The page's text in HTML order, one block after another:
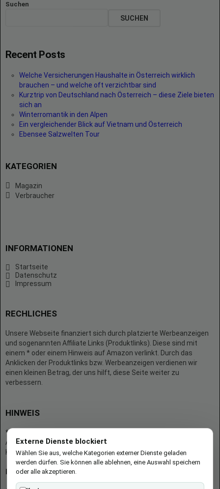
Suchen
SUCHEN
Recent Posts
Welche Versicherungen Haushalte in Österreich wirklich
brauchen – und welche oft verzichtbar sind
Kurztrip von Deutschland nach Österreich – diese Ziele bieten
sich an
Winterromantik in den Alpen
Ein vergleichender Blick auf Vietnam und Österreich
Ebensee Salzwelten Tour
KATEGORIEN
Magazin
Verbraucher
INFORMATIONEN
Startseite
Datenschutz
Impressum
RECHLICHES
Unsere Webseite finanziert sich durch platzierte Werbeanzeigen
und sogenannten Affiliate Links (Produktlinks). Diese sind mit
einem * oder einem Hinweis auf Amazon verlinkt. Durch das
Anklicken der Produktlinks bzw. Werbeanzeigen verdienen wir
einen kleinen Betrag, der uns hilft, diese Seite weiter zu
verbessern.
HINWEIS
* = Afilliate-Link (=Werbung)
Als Amazon-Partner verdient der Seitenbetreiber an qualifizierten
Käufen.
Hinweis zu Preisen und Verfügbarkeiten
Externe Dienste blockiert
Wählen Sie aus, welche Kategorien externer Dienste geladen
werden dürfen. Sie können alle ablehnen, eine Auswahl speichern
oder alle akzeptieren.